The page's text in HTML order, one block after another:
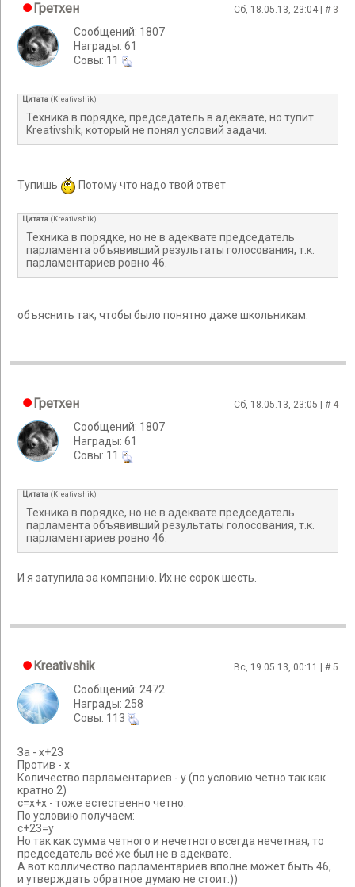
Гретхен Сб, 18.05.13, 23:04 | # 3
Сообщений: 1807
Награды: 61
Cовы: 11
Цитата (Kreativshik)
Техника в порядке, председатель в адеквате, но тупит
Kreativshik, который не понял условий задачи.
Тупишь Потому что надо твой ответ
Цитата (Kreativshik)
Техника в порядке, но не в адеквате председатель
парламента объявивший результаты голосования, т.к.
парламентариев ровно 46.
объяснить так, чтобы было понятно даже школьникам.
Гретхен Сб, 18.05.13, 23:05 | # 4
Сообщений: 1807
Награды: 61
Cовы: 11
Цитата (Kreativshik)
Техника в порядке, но не в адеквате председатель
парламента объявивший результаты голосования, т.к.
парламентариев ровно 46.
И я затупила за компанию. Их не сорок шесть.
Kreativshik Вс, 19.05.13, 00:11 | #5
Сообщений: 2472
Награды: 258
Cовы: 113
За - х+23
Против - х
Количество парламентариев - у (по условию четно так как
кратно 2)
с=х+х - тоже естественно четно.
По условию получаем:
с+23=у
Но так как сумма четного и нечетного всегда нечетная, то
председатель всё же был не в адеквате.
А вот колличество парламентариев вполне может быть 46,
и утверждать обратное думаю не стоит.))